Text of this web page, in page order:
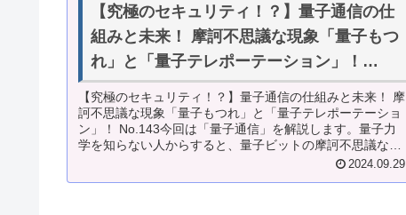
【究極のセキュリティ！？】量子通信の仕
組みと未来！ 摩訶不思議な現象「量子もつ
れ」と「量子テレポーテーション」！
No.143
【究極のセキュリティ！？】量子通信の仕組みと未来！ 摩
訶不思議な現象「量子もつれ」と「量子テレポーテーショ
ン」！ No.143今回は「量子通信」を解説します。量子力
学を知らない人からすると、量子ビットの摩訶不思議な現
2024.09.29